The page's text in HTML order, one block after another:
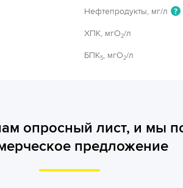
Нефтепродукты, мг/л ?
ХПК, мгO2/л
БПК5, мгO2/л
опросный лист, и мы
предложение